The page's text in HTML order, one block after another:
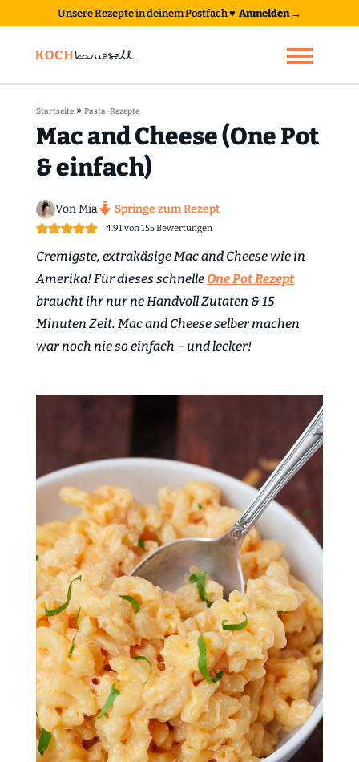
Unsere Rezepte in deinem Postfach♥ Anmelden →
Startseite» Pasta-Rezepte
Mac and Cheese (One Pot
& einfach)
Von Mia Springe zum Rezept
4.91von155Bewertungen
Cremigste, extrakäsige Mac and Cheese wie in
Amerika! Für dieses schnelleOne Pot Rezept
braucht ihr nur ne Handvoll Zutaten & 15
Minuten Zeit. Mac and Cheese selber machen
war noch nie so einfach – und lecker!